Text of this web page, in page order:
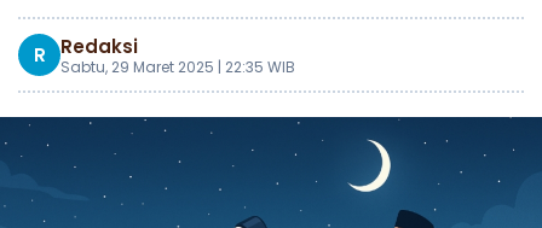
R Redaksi
Sabtu, 29 Maret 2025 | 22:35 WIB